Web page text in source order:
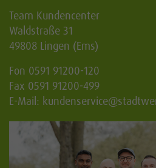
Team Kundencenter
Waldstraße 31
49808 Lingen (Ems)
Fon 0591 91200-120
Fax 0591 91200-499
E-Mail: kundenservice